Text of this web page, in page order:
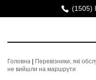
(1505)
Головна
Перевізники, які
не вийшли на маршрути